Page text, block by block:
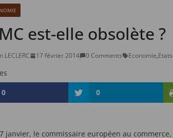
est-elle obsolète ?
LECLERC 17 février 2014 0 Comments Economie,
0
0
janvier, le commissaire européen au